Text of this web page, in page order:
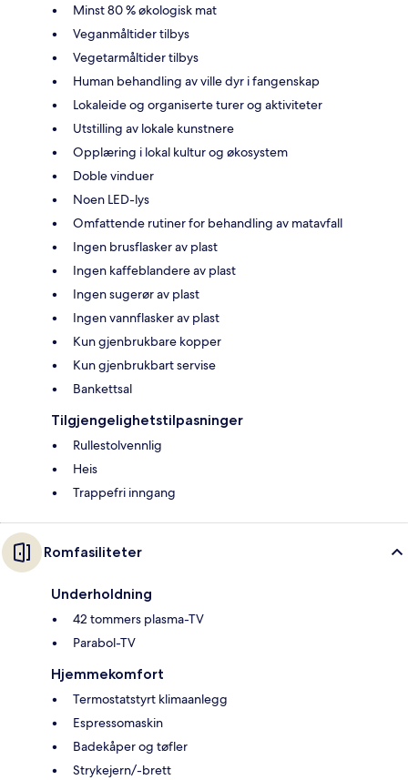
Minst 80 % økologisk mat
Veganmåltider tilbys
Vegetarmåltider tilbys
Human behandling av ville dyr i fangenskap
Lokaleide og organiserte turer og aktiviteter
Utstilling av lokale kunstnere
Opplæring i lokal kultur og økosystem
Doble vinduer
Noen LED-lys
Omfattende rutiner for behandling av matavfall
Ingen brusflasker av plast
Ingen kaffeblandere av plast
Ingen sugerør av plast
Ingen vannflasker av plast
Kun gjenbrukbare kopper
Kun gjenbrukbart servise
Bankettsal
Tilgjengelighetstilpasninger
Rullestolvennlig
Heis
Trappefri inngang
Romfasiliteter
Underholdning
42 tommers plasma-TV
Parabol-TV
Hjemmekomfort
Termostatstyrt klimaanlegg
Espressomaskin
Badekåper og tøfler
Strykejern/-brett